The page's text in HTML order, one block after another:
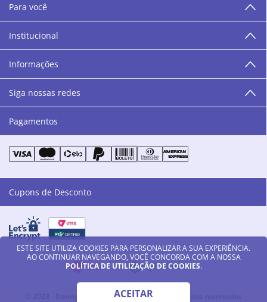
ESTE SITE UTILIZA COOKIES PARA PERSONALIZAR A SUA EXPERIÊNCIA.
AO CONTINUAR NAVEGANDO, VOCÊ CONCORDA COM A NOSSA
POLÍTICA DE UTILIZAÇÃO DE COOKIES.
ACEITAR
área de beleza. São 12 centros técnicos que oferecem
programação semanal de cursos e encontros.
“O varejo corre nas nossas veias como nossos valores
humanos, éticos e morais. E que o branco e o azul anil,
as cores da Danny Cosméticos, possam continuar
transmitindo paz e harmonia para todos vocês!”
Para você
Institucional
Informações
Siga nossas redes
Pagamentos
Cupons de Desconto
© 2023 - Danny Cosméticos LTDA - Todos os direitos reservados